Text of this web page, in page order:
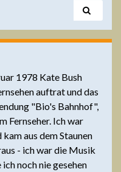
1978 Kate Bush
auftrat und das
"Bio's Bahnhof",
Fernseher. Ich war
aus dem Staunen
- ich war die Musik
noch nie gesehen